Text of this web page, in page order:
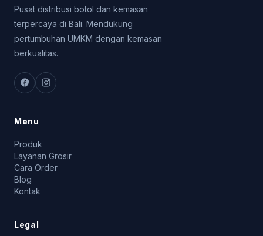
Pusat distribusi botol dan kemasan
terpercaya di Bali. Mendukung
pertumbuhan UMKM dengan kemasan
berkualitas.
Menu
Produk
Layanan Grosir
Cara Order
Blog
Kontak
Legal